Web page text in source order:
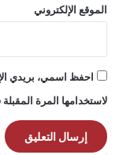
الموقع الإلكتروني
احفظ اسمي، بريدي
لاستخدامها المرة